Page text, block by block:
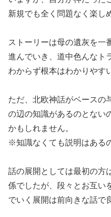
新規でも全く問題なく楽し
ストーリーは母の遺灰を一
進んでいき、道中色んなト
わからず根本はわかりやす
ただ、北欧神話がベースの
の辺の知識があるのとない
かもしれません。
※知識なくても説明はある
話の展開としては最初の方
係でしたが、段々とお互い
でいく展開は前向きな話で